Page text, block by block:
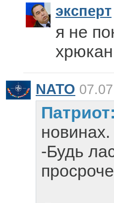
эксперт
я не
NATO
новинах.
-Будь